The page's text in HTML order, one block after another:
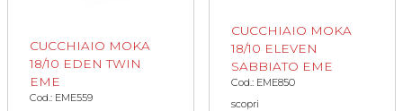
CUCCHIAIO MOKA
18/10 EDEN TWIN
EME
Cod.: EME559
CUCCHIAIO MOKA
18/10 ELEVEN
SABBIATO EME
Cod.: EME850
scopri